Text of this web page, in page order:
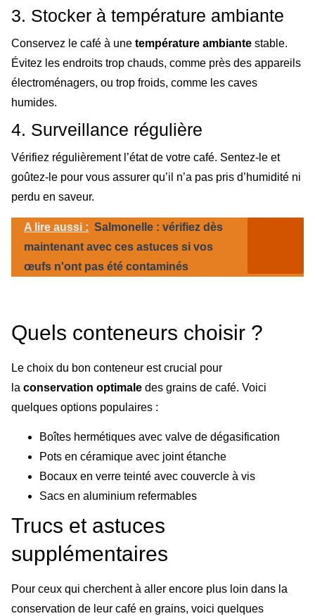
3. Stocker à température ambiante
Conservez le café à une température ambiante stable.
Évitez les endroits trop chauds, comme près des appareils
électroménagers, ou trop froids, comme les caves
humides.
4. Surveillance régulière
Vérifiez régulièrement l’état de votre café. Sentez-le et
goûtez-le pour vous assurer qu’il n’a pas pris d’humidité ni
perdu en saveur.
A lire aussi : Salmonelle : vérifiez dès
maintenant avec ces astuces si vos
œufs n'ont pas été contaminés
Quels conteneurs choisir ?
Le choix du bon conteneur est crucial pour
la conservation optimale des grains de café. Voici
quelques options populaires :
Boîtes hermétiques avec valve de dégasification
Pots en céramique avec joint étanche
Bocaux en verre teinté avec couvercle à vis
Sacs en aluminium refermables
Trucs et astuces
supplémentaires
Pour ceux qui cherchent à aller encore plus loin dans la
conservation de leur café en grains, voici quelques